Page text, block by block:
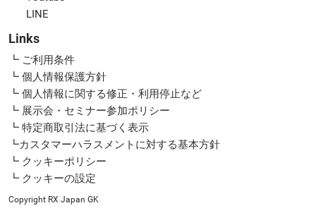
LINE
Links
┗ ご利用条件
┗ 個人情報保護方針
┗ 個人情報に関する修正・利用停止など
┗ 展示会・セミナー参加ポリシー
┗ 特定商取引法に基づく表示
┗カスタマーハラスメントに対する基本方針
┗ クッキーポリシー
┗ クッキーの設定
Copyright RX Japan GK